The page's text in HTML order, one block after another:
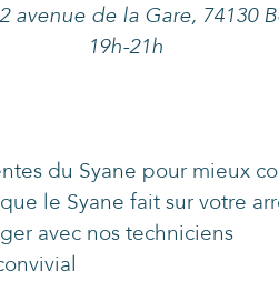
avenue de la Gare, 74130
19h-21h
du Syane pour mieux
le Syane fait sur votre
avec nos techniciens